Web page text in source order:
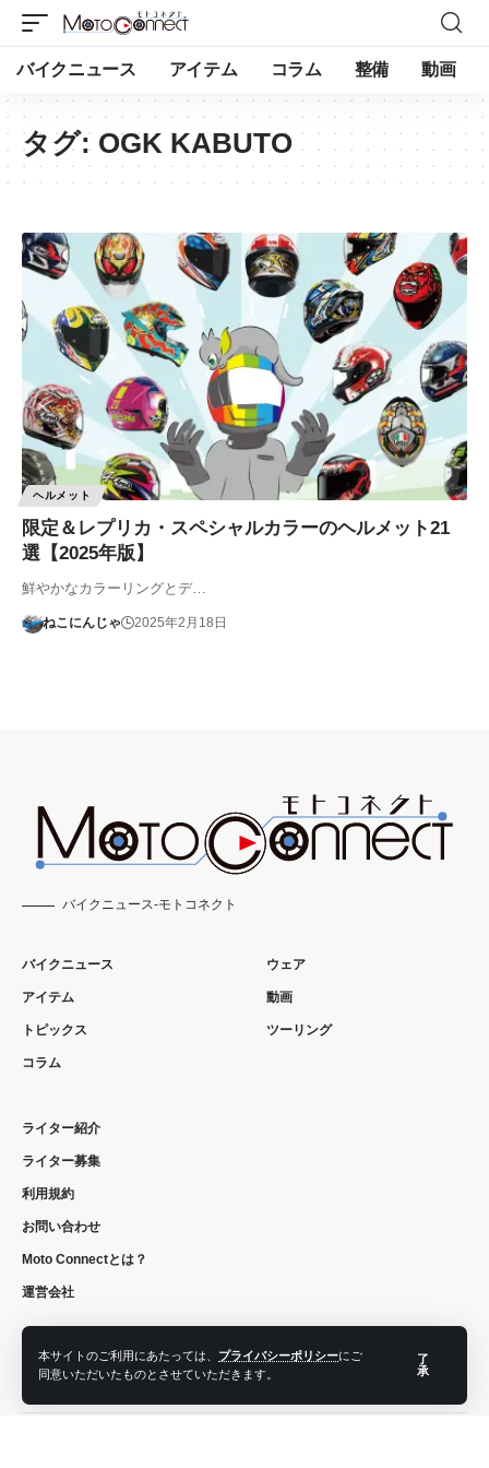
本サイトのご利用にあたっては、 プライバシーポリシーにご
同意いただいたものとさせていただきます。
了
承
バイクニュース アイテム コラム 整備 動画
タグ: OGK KABUTO
ヘルメット
限定＆レプリカ・スペシャルカラーのヘルメット21
選【2025年版】
鮮やかなカラーリングとデ…
ねこにんじゃ 2025年2月18日
バイクニュース-モトコネクト
バイクニュース
アイテム
トピックス
コラム
ウェア
動画
ツーリング
ライター紹介
ライター募集
利用規約
お問い合わせ
Moto Connectとは？
運営会社
フォローする